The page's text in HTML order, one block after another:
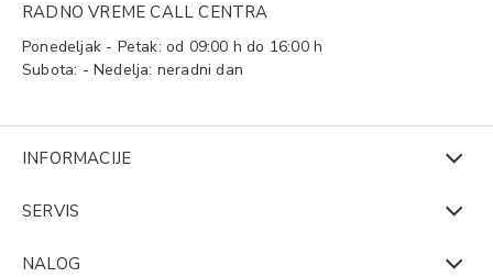
RADNO VREME CALL CENTRA
Ponedeljak - Petak: od 09:00 h do 16:00 h
Subota: - Nedelja: neradni dan
INFORMACIJE
SERVIS
NALOG